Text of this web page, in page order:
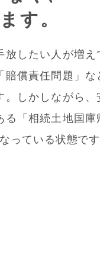
す。
したい人が増え
償責任問題」な
。しかしながら、
「相続土地国庫
っている状態です